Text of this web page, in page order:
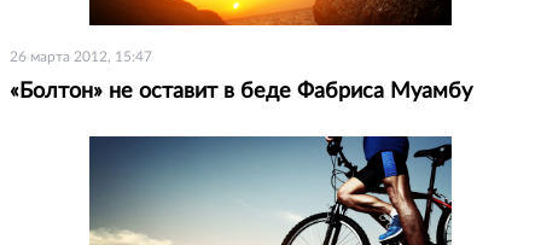
26 марта 2012, 15:47
«Болтон» не оставит в беде Фабриса Муамбу